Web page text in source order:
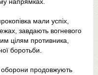
мали успіх,
завдають вогневого
цілям противника,
боротьби.
продовжують